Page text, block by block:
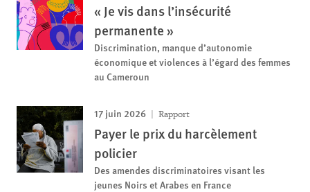
« Je vis dans l’insécurité
permanente »
Discrimination, manque d’autonomie
économique et violences à l’égard des femmes
au Cameroun
17 juin 2026 Rapport
Payer le prix du harcèlement
policier
Des amendes discriminatoires visant les
jeunes Noirs et Arabes en France